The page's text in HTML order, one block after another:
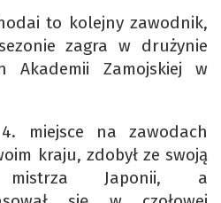
to kolejny zawodnik,
zagra w drużynie
Akademii Zamojskiej w
miejsce na zawodach
kraju, zdobył ze swoją
Japonii, a